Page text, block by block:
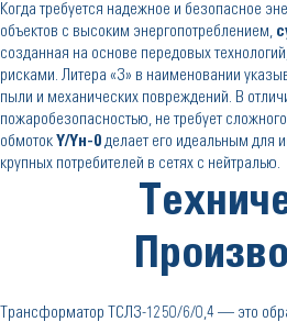
Когда требуется надежное и безопасное
объектов с высоким энергопотреблением,
созданная на основе передовых
рисками. Литера «З» в наименовании
пыли и механических повреждений. В
пожаробезопасностью, не требует
обмоток Y/Yн-0 делает его идеальным для
крупных потребителей в сетях с нейтралью.
Трансформатор ТСЛЗ-1250/6/0,4 — это